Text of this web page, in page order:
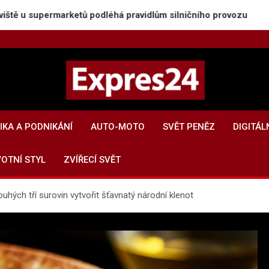
podléhá pravidlům silničního provozu
Expres24.cz
Rychlé zprávy po celý den
A PODNIKÁNÍ AUTO-MOTO SVĚT PENĚZ
STYL ZVÍŘECÍ SVĚT
tří surovin vytvořit šťavnatý národní klenot